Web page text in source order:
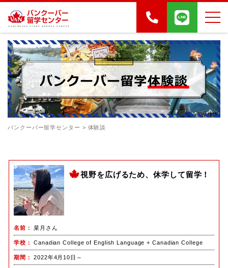
バンクーバー留学センター > 体験談
視野を広げるため、休学して留学！
名前 菜月さん
学校 Canadian College of English Language + Canadian College
期間 2022年4月10日～